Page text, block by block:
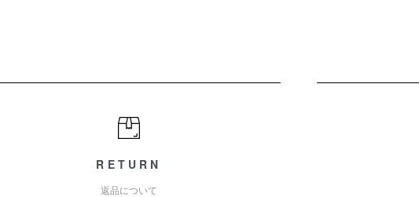
RETURN
返品について